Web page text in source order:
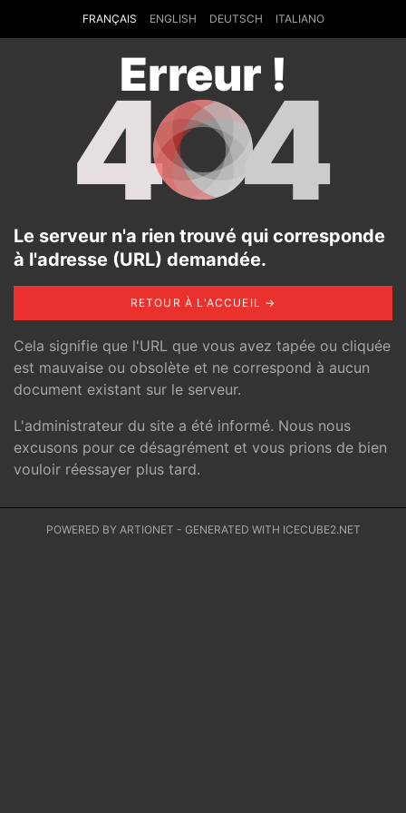
FRANÇAIS ENGLISH DEUTSCH ITALIANO
Erreur !
4 4
Le serveur n'a rien trouvé qui corresponde
à l'adresse (URL) demandée.
RETOUR À L'ACCUEIL →
Cela signifie que l'URL que vous avez tapée ou cliquée
est mauvaise ou obsolète et ne correspond à aucun
document existant sur le serveur.
L'administrateur du site a été informé. Nous nous
excusons pour ce désagrément et vous prions de bien
vouloir réessayer plus tard.
POWERED BY ARTIONET - GENERATED WITH ICECUBE2.NET